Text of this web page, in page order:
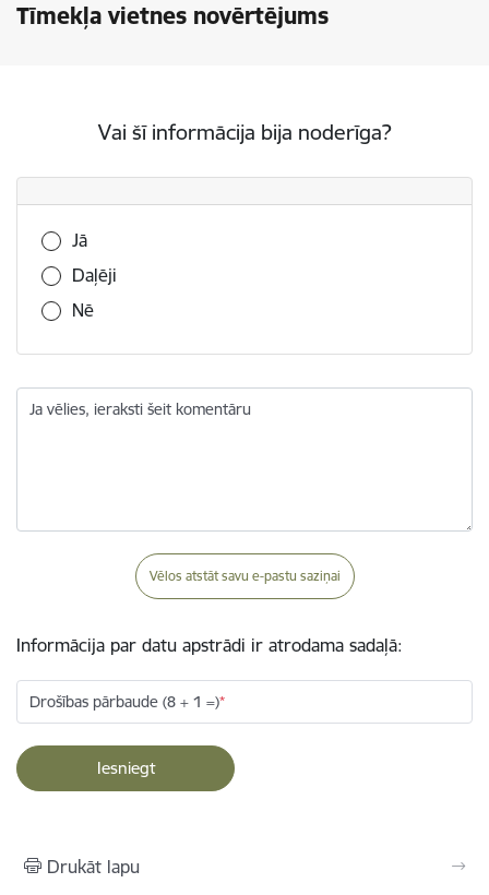
Tīmekļa vietnes novērtējums
Vai šī informācija bija noderīga?
Vai šī informācija bija noderīga?
Jā
Daļēji
Nē
Ja vēlies, ieraksti šeit komentāru
Vēlos atstāt savu e-pastu saziņai
Informācija par datu apstrādi ir atrodama sadaļā:
Drošības pārbaude (8 + 1 =)
Drukāt lapu